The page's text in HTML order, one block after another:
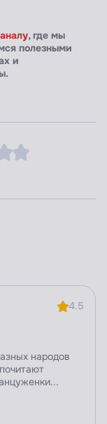
, где мы
полезными
и
4.5
народов